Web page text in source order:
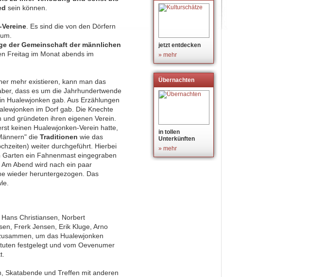
sein können.
. Es sind die von den Dörfern
der Gemeinschaft der männlichen
Freitag im Monat abends im
mehr existieren, kann man das
dass es um die Jahrhundertwende
Hualewjonken gab. Aus Erzählungen
im Dorf gab. Die Knechte
gründeten ihren eigenen Verein.
keinen Hualewjonken-Verein hatte,
die Traditionen wie das
weiter durchgeführt. Hierbei
ein Fahnenmast eingegraben
Abend wird nach ein paar
wieder heruntergezogen. Das
Christiansen, Norbert
Frerk Jensen, Erik Kluge, Arno
um das Hualewjonken
festgelegt und vom Oevenumer
Skatabende und Treffen mit anderen
jetzt entdecken
» mehr
Übernachten
in tollen
Unterkünften
» mehr